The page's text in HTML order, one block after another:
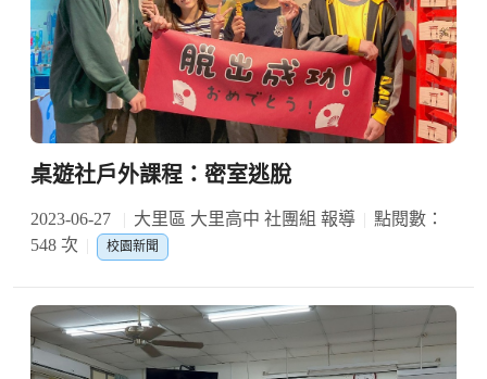
桌遊社戶外課程：密室逃脫
2023-06-27 大里區 大里高中 社團組 報導
點閱數：
548 次
校園新聞